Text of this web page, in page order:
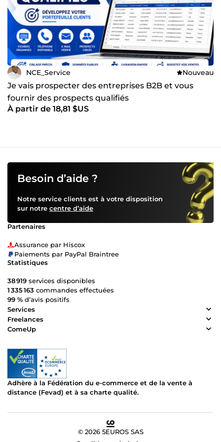
NCE_Service Nouveau
Je vais prospecter des entreprises B2B et vous
fournir des prospects qualifiés
À partir de 18,81 $US
Besoin d’aide ?
Notre service clients est à votre disposition
sur notre centre d’aide
Partenaires
Assurance par Hiscox
Paiements par PayPal Braintree
Statistiques
38 919 services disponibles
1 335 163 commandes effectuées
99 % d’avis positifs
Services
Freelances
ComeUp
Adhère à la Fédération du e-commerce et de la vente à
distance (Fevad) et à sa charte qualité.
© 2026 5EUROS SAS